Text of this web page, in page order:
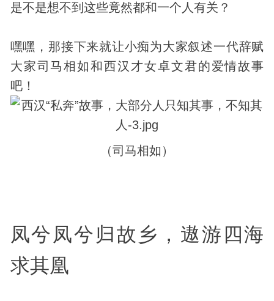
是不是想不到这些竟然都和一个人有关？
嘿嘿，那接下来就让小痴为大家叙述一代辞赋
大家司马相如和西汉才女卓文君的爱情故事
吧！
（司马相如）
凤兮凤兮归故乡，遨游四海
求其凰